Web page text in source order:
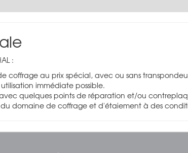
:
coffrage au prix spécial, avec ou sans
immédiate possible.
quelques points de réparation et/ou
domaine de coffrage et d'étaiement à des